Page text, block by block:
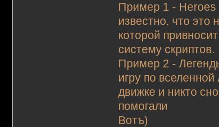
Пример 1 -
известно, что
которой
систему скриптов.
Пример 2 -
игру по
движке и никто
помогали
Вотъ)